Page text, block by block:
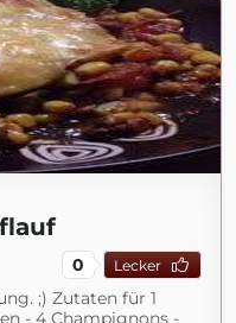
0 Lecker
;) Zutaten für 1
- 4 Champignons -